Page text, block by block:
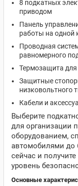
8 подкатных
приводом
Панель
работы на одной
Проводная
равномерного
Термозащита для
Защитные
низковольтного
Кабели и
Выберите
для организации
оборудованием,
автомобилями до
сейчас и
уровень
Основные